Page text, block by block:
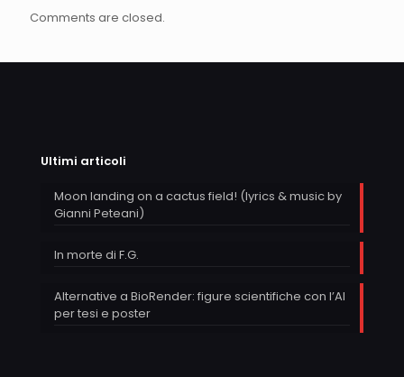
Comments are closed.
Ultimi articoli
Moon landing on a cactus field! (lyrics & music by
Gianni Peteani)
In morte di F.G.
Alternative a BioRender: figure scientifiche con l’AI
per tesi e poster